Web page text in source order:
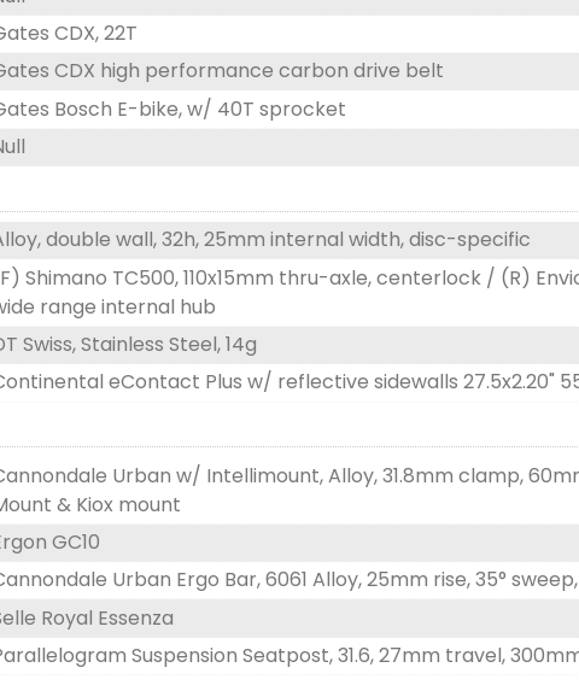
CDX, 22T
CDX high performance carbon drive belt
Bosch E-bike, w/ 40T sprocket
double wall, 32h, 25mm internal width, disc-specific
Shimano TC500, 110x15mm thru-axle, centerlock / (R)
range internal hub
Swiss, Stainless Steel, 14g
eContact Plus w/ reflective sidewalls 27.5x2.20"
Urban w/ Intellimount, Alloy, 31.8mm clamp,
& Kiox mount
GC10
Urban Ergo Bar, 6061 Alloy, 25mm rise, 35°
Royal Essenza
Suspension Seatpost, 31.6, 27mm travel,